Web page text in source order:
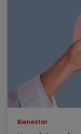
Bienestar